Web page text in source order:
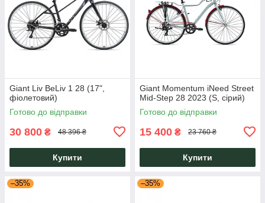
Giant Liv BeLiv 1 28 (17",
фіолетовий)
Готово до відправки
30 800 ₴ 48 396 ₴
Купити
Giant Momentum iNeed Street
Mid-Step 28 2023 (S, сірий)
Готово до відправки
15 400 ₴ 23 760 ₴
Купити
–35% –35%